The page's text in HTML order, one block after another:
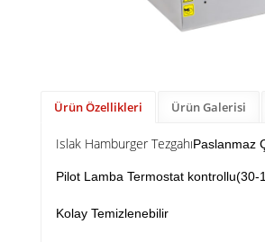
Ürün Özellikleri Ürün Galerisi
Islak Hamburger TezgahıPaslanmaz
Pilot Lamba Termostat kontrollu(30-
Kolay Temizlenebilir